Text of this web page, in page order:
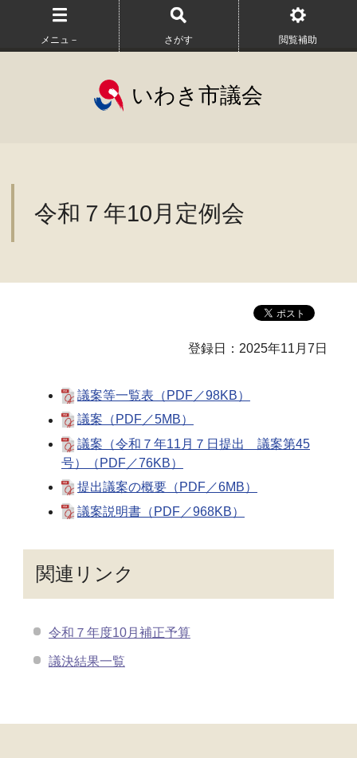
メニュ－ さがす 閲覧補助
いわき市議会
令和７年10月定例会
登録日：2025年11月7日
議案等一覧表（PDF／98KB）
議案（PDF／5MB）
議案（令和７年11月７日提出 議案第45
号）（PDF／76KB）
提出議案の概要（PDF／6MB）
議案説明書（PDF／968KB）
関連リンク
令和７年度10月補正予算
議決結果一覧